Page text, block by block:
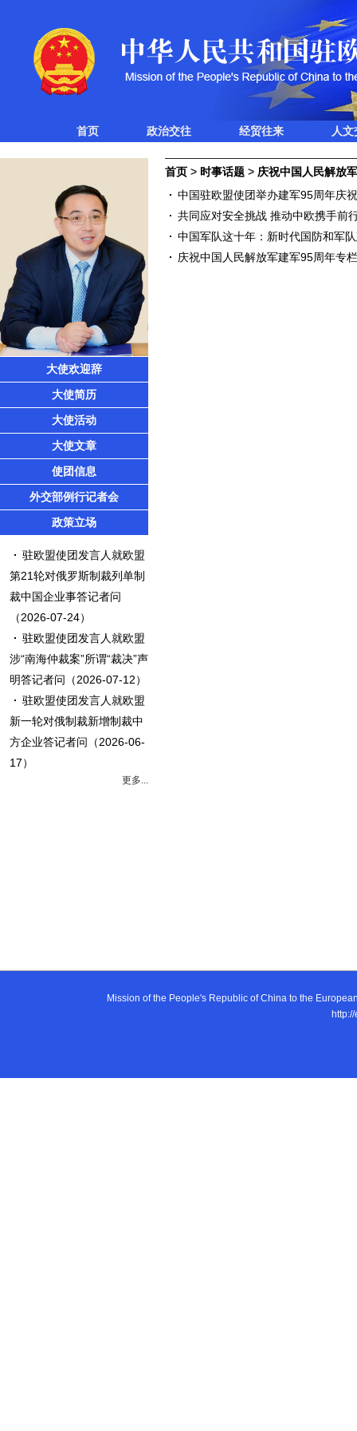
首页 政治交往 经贸往来 人
大使欢迎辞
大使简历
大使活动
大使文章
使团信息
外交部例行记者会
政策立场
驻欧盟使团发言人就欧盟
第21轮对俄罗斯制裁列单制
裁中国企业事答记者问
（2026-07-24）
驻欧盟使团发言人就欧盟
涉“南海仲裁案”所谓“裁决”声
明答记者问 （2026-07-12）
驻欧盟使团发言人就欧盟
新一轮对俄制裁新增制裁中
方企业答记者问 （2026-06-
17）
更多...
首页 > 时事话题 > 庆祝中国人民解放
中国驻欧盟使团举办建军95周年庆
共同应对安全挑战 推动中欧携手前
中国军队这十年：新时代国防和军
庆祝中国人民解放军建军95周年专栏
Mission of the People's Republic of China to the